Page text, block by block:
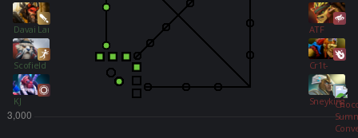
Davai Lama
Scofield
KJ
ATF
Cr1t-
Sneyking